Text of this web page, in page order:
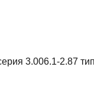
3.006.1-2.87